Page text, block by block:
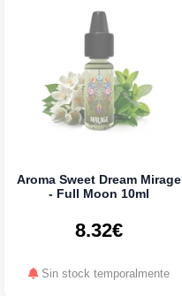
Aroma Sweet Dream Mirage
- Full Moon 10ml
8.32€
Sin stock temporalmente